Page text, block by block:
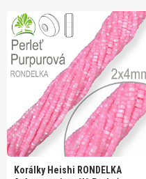
Korálky Heishi RONDELKA